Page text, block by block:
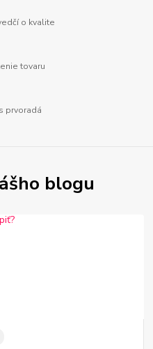
o kvalite
tovaru
prvoradá
blogu